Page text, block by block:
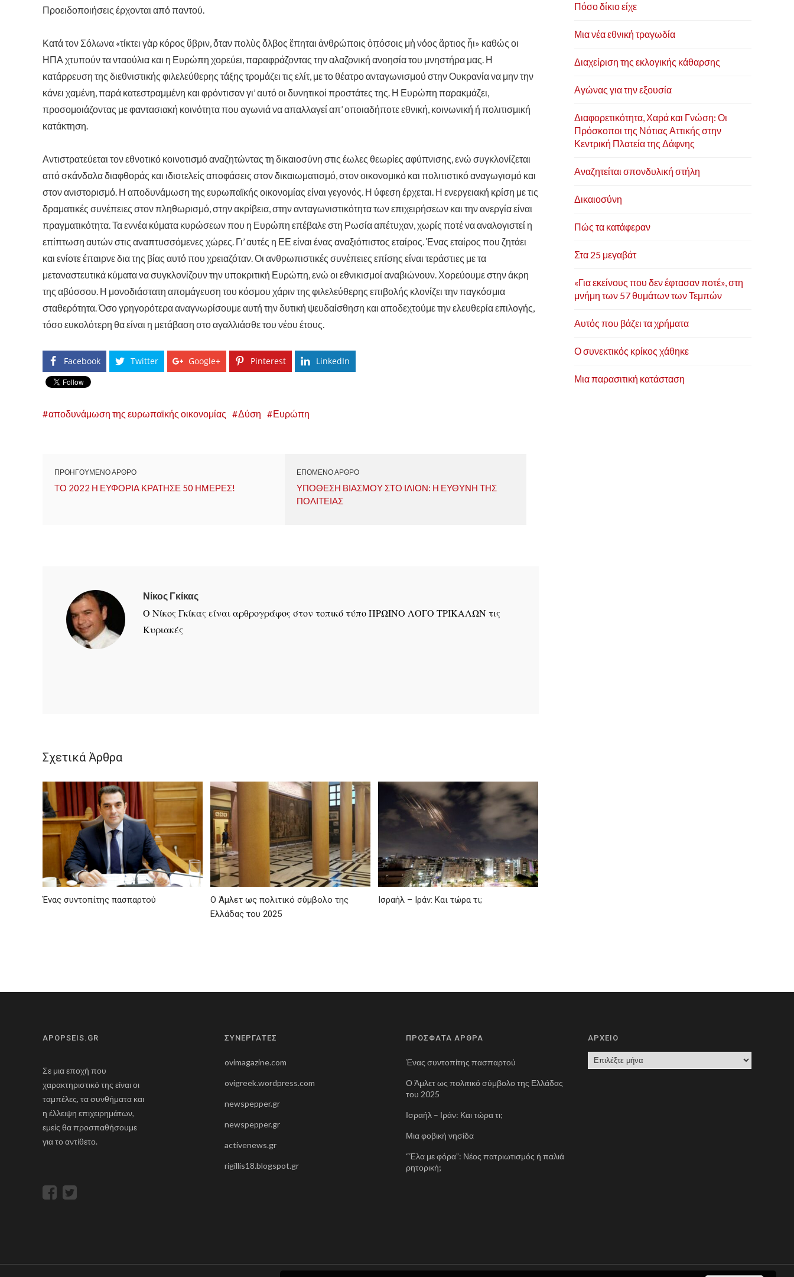
Προειδοποιήσεις έρχονται από παντού.
Κατά τον Σόλωνα «τίκτει γὰρ κόρος ὕβριν, ὅταν πολὺς ὄλβος ἕπηται ἀνθρώποις ὁπ̣όσοις μὴ νόος ἄρτιος ἦι» καθώς οι
ΗΠΑ χτυπούν τα νταούλια και η Ευρώπη χορεύει, παραφράζοντας την αλαζονική ανοησία του μνηστήρα μας. Η
κατάρρευση της διεθνιστικής φιλελεύθερης τάξης τρομάζει τις ελίτ, με το θέατρο ανταγωνισμού στην Ουκρανία να μην την
κάνει χαμένη, παρά κατεστραμμένη και φρόντισαν γι’ αυτό οι δυνητικοί προστάτες της. Η Ευρώπη παρακμάζει,
προσομοιάζοντας με φαντασιακή κοινότητα που αγωνιά να απαλλαγεί απ’ οποιαδήποτε εθνική, κοινωνική ή πολιτισμική
κατάκτηση.
Αντιστρατεύεται τον εθνοτικό κοινοτισμό αναζητώντας τη δικαιοσύνη στις έωλες θεωρίες αφύπνισης, ενώ συγκλονίζεται
από σκάνδαλα διαφθοράς και ιδιοτελείς αποφάσεις στον δικαιωματισμό, στον οικονομικό και πολιτιστικό αναγωγισμό και
στον ανιστορισμό. Η αποδυνάμωση της ευρωπαϊκής οικονομίας είναι γεγονός. Η ύφεση έρχεται. Η ενεργειακή κρίση με τις
δραματικές συνέπειες στον πληθωρισμό, στην ακρίβεια, στην ανταγωνιστικότητα των επιχειρήσεων και την ανεργία είναι
πραγματικότητα. Τα εννέα κύματα κυρώσεων που η Ευρώπη επέβαλε στη Ρωσία απέτυχαν, χωρίς ποτέ να αναλογιστεί η
επίπτωση αυτών στις αναπτυσσόμενες χώρες. Γι’ αυτές η ΕΕ είναι ένας αναξιόπιστος εταίρος. Ένας εταίρος που ζητάει
και ενίοτε έπαιρνε δια της βίας αυτό που χρειαζόταν. Οι ανθρωπιστικές συνέπειες επίσης είναι τεράστιες με τα
μεταναστευτικά κύματα να συγκλονίζουν την υποκριτική Ευρώπη, ενώ οι εθνικισμοί αναβιώνουν. Χορεύουμε στην άκρη
της αβύσσου. Η μονοδιάστατη απομάγευση του κόσμου χάριν της φιλελεύθερης επιβολής κλονίζει την παγκόσμια
σταθερότητα. Όσο γρηγορότερα αναγνωρίσουμε αυτή την δυτική ψευδαίσθηση και αποδεχτούμε την ελευθερία επιλογής,
τόσο ευκολότερη θα είναι η μετάβαση στο αγαλλιάσθε του νέου έτους.
Facebook Twitter Google+ Pinterest LinkedIn
αποδυνάμωση της ευρωπαϊκής οικονομίας Δύση Ευρώπη
ΠΡΟΗΓΟΥΜΕΝΟ ΑΡΘΡΟ
ΤΟ 2022 Η ΕΥΦΟΡΙΑ ΚΡΑΤΗΣΕ 50 ΗΜΕΡΕΣ!
ΕΠΟΜΕΝΟ ΑΡΘΡΟ
ΥΠΟΘΕΣΗ ΒΙΑΣΜΟΥ ΣΤΟ ΙΛΙΟΝ: Η ΕΥΘΥΝΗ ΤΗΣ
ΠΟΛΙΤΕΙΑΣ
Νίκος Γκίκας
Ο Νίκος Γκίκας είναι αρθρογράφος στον τοπικό τύπο ΠΡΩΙΝΟ ΛΟΓΟ ΤΡΙΚΑΛΩΝ τις
Κυριακές
Σχετικά Άρθρα
Ένας συντοπίτης πασπαρτού
Ο Άμλετ ως πολιτικό σύμβολο της
Ελλάδας του 2025
Ισραήλ – Ιράν: Και τώρα τι;
Πόσο δίκιο είχε
Μια νέα εθνική τραγωδία
Διαχείριση της εκλογικής κάθαρσης
Αγώνας για την εξουσία
Διαφορετικότητα, Χαρά και Γνώση: Οι
Πρόσκοποι της Νότιας Αττικής στην
Κεντρική Πλατεία της Δάφνης
Αναζητείται σπονδυλική στήλη
Δικαιοσύνη
Πώς τα κατάφεραν
Στα 25 μεγαβάτ
«Για εκείνους που δεν έφτασαν ποτέ», στη
μνήμη των 57 θυμάτων των Τεμπών
Αυτός που βάζει τα χρήματα
Ο συνεκτικός κρίκος χάθηκε
Μια παρασιτική κατάσταση
APOPSEIS.GR
Σε μια εποχή που
χαρακτηριστικό της είναι οι
ταμπέλες, τα συνθήματα και
η έλλειψη επιχειρημάτων,
εμείς θα προσπαθήσουμε
για το αντίθετο.
ΣΥΝΕΡΓΑΤΕΣ
ovimagazine.com
ovigreek.wordpress.com
newspepper.gr
newspepper.gr
activenews.gr
rigillis18.blogspot.gr
ΠΡΟΣΦΑΤΑ ΑΡΘΡΑ
Ένας συντοπίτης πασπαρτού
Ο Άμλετ ως πολιτικό σύμβολο της Ελλάδας
του 2025
Ισραήλ – Ιράν: Και τώρα τι;
Μια φοβική νησίδα
“Έλα με φόρα”: Νέος πατριωτισμός ή παλιά
ρητορική;
ΑΡΧΕΙΟ